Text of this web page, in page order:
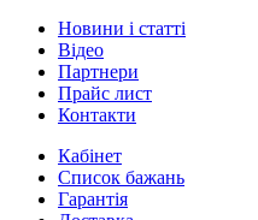
Новини і статті
Відео
Партнери
Прайс лист
Контакти
Кабінет
Список бажань
Гарантія